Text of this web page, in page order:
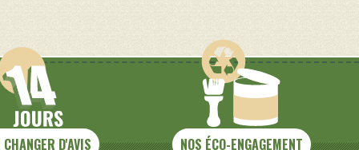
CHANGER D'AVIS NOS ÉCO-ENGAGEMENT